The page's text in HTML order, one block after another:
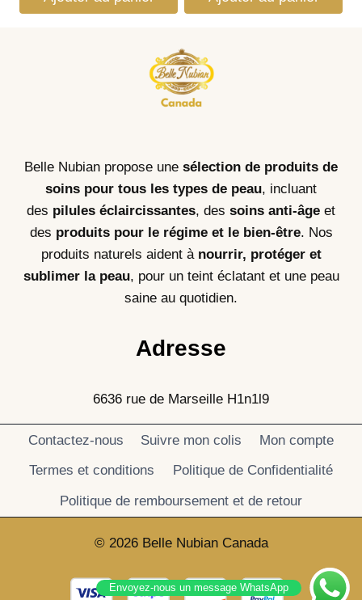
Belle Nubian propose une sélection de produits de
soins pour tous les types de peau, incluant
des pilules éclaircissantes, des soins anti-âge et
des produits pour le régime et le bien-être. Nos
produits naturels aident à nourrir, protéger et
sublimer la peau, pour un teint éclatant et une peau
saine au quotidien.
Adresse
6636 rue de Marseille H1n1l9
Contactez-nous Suivre mon colis
Mon compte
Termes et conditions
Politique de Confidentialité
Politique de remboursement et de retour
© 2026 Belle Nubian Canada
Envoyez-nous un message WhatsApp